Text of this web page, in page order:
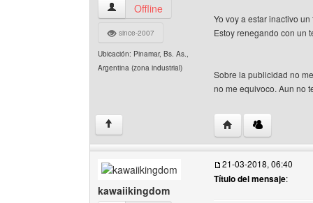
pinamar Ver perfil del usuario
Offline
since-2007
Ubicación: Pinamar, Bs. As.,
Argentina (zona industrial)
Yo voy a estar inactivo
Estoy renegando con un
Sobre la publicidad no
no me equivoco. Aun no
↑ Visitar sitio web del
kawaiikingdom
21-03-2018, 06:40
Título del mensaje: